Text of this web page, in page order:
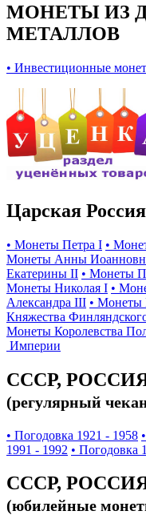
МОНЕТЫ ИЗ
МЕТАЛЛОВ
• Инвестиционные
Царская Россия
• Монеты Петра I •
Монеты Анны
Екатерины II • Монеты
Монеты Николая I •
Александра III • Монеты
Княжества
Монеты Королевства
Империи
СССР,
(регулярный
• Погодовка 1921 - 1958
1991 - 1992 • Погодовка
СССР,
(юбилейные